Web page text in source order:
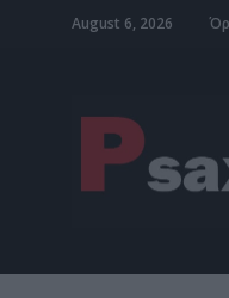
August 6, 2026